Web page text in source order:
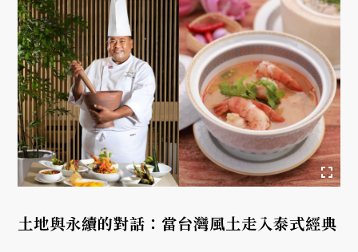
土地與永續的對話：當台灣風土走入泰式經典